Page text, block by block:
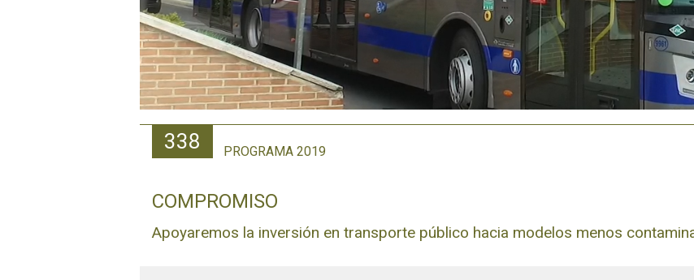
338 PROGRAMA 2019
COMPROMISO
Apoyaremos la inversión en transporte público hacia modelos menos